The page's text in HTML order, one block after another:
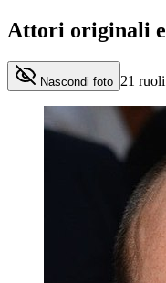
Attori originali e
Nascondi foto 21 ruoli